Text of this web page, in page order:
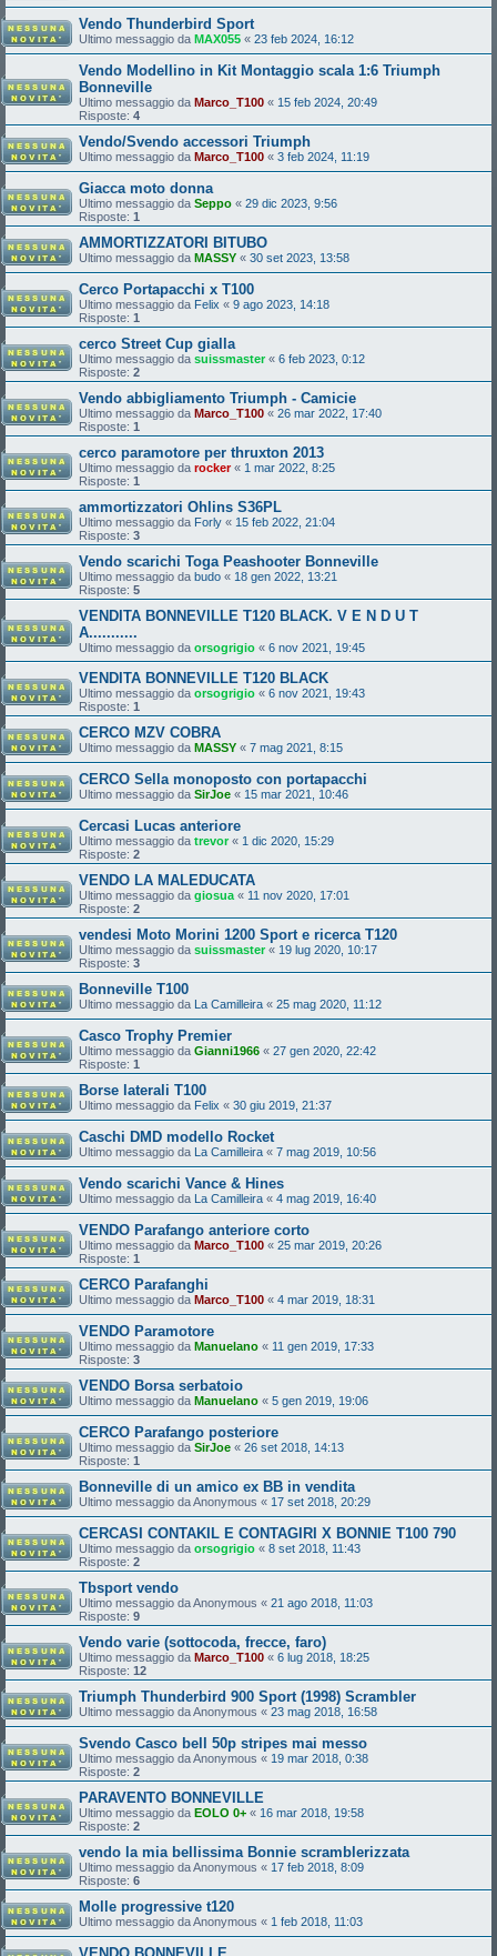
Vendo Thunderbird Sport
Ultimo messaggio da MAX055 « 23 feb 2024, 16:12
Vendo Modellino in Kit Montaggio scala 1:6 Triumph
Bonneville
Ultimo messaggio da Marco_T100 « 15 feb 2024, 20:49
Risposte: 4
Vendo/Svendo accessori Triumph
Ultimo messaggio da Marco_T100 « 3 feb 2024, 11:19
Giacca moto donna
Ultimo messaggio da Seppo « 29 dic 2023, 9:56
Risposte: 1
AMMORTIZZATORI BITUBO
Ultimo messaggio da MASSY « 30 set 2023, 13:58
Cerco Portapacchi x T100
Ultimo messaggio da Felix « 9 ago 2023, 14:18
Risposte: 1
cerco Street Cup gialla
Ultimo messaggio da suissmaster« 6 feb 2023, 0:12
Risposte: 2
Vendo abbigliamento Triumph - Camicie
Ultimo messaggio da Marco_T100 « 26 mar 2022, 17:40
Risposte: 1
cerco paramotore per thruxton 2013
Ultimo messaggio da rocker« 1 mar 2022, 8:25
Risposte: 1
ammortizzatori Ohlins S36PL
Ultimo messaggio da Forly « 15 feb 2022, 21:04
Risposte: 3
Vendo scarichi Toga Peashooter Bonneville
Ultimo messaggio da budo « 18 gen 2022, 13:21
Risposte: 5
VENDITA BONNEVILLE T120 BLACK. V E N D U T
A...........
Ultimo messaggio da orsogrigio « 6 nov 2021, 19:45
VENDITA BONNEVILLE T120 BLACK
Ultimo messaggio da orsogrigio « 6 nov 2021, 19:43
Risposte: 1
CERCO MZV COBRA
Ultimo messaggio da MASSY « 7 mag 2021, 8:15
CERCO Sella monoposto con portapacchi
Ultimo messaggio da SirJoe « 15 mar 2021, 10:46
Cercasi Lucas anteriore
Ultimo messaggio da trevor« 1 dic 2020, 15:29
Risposte: 2
VENDO LA MALEDUCATA
Ultimo messaggio da giosua « 11 nov 2020, 17:01
Risposte: 2
vendesi Moto Morini 1200 Sport e ricerca T120
Ultimo messaggio da suissmaster« 19 lug 2020, 10:17
Risposte: 3
Bonneville T100
Ultimo messaggio da La Camilleira « 25 mag 2020, 11:12
Casco Trophy Premier
Ultimo messaggio da Gianni1966 « 27 gen 2020, 22:42
Risposte: 1
Borse laterali T100
Ultimo messaggio da Felix « 30 giu 2019, 21:37
Caschi DMD modello Rocket
Ultimo messaggio da La Camilleira « 7 mag 2019, 10:56
Vendo scarichi Vance & Hines
Ultimo messaggio da La Camilleira « 4 mag 2019, 16:40
VENDO Parafango anteriore corto
Ultimo messaggio da Marco_T100 « 25 mar 2019, 20:26
Risposte: 1
CERCO Parafanghi
Ultimo messaggio da Marco_T100 « 4 mar 2019, 18:31
VENDO Paramotore
Ultimo messaggio da Manuelano « 11 gen 2019, 17:33
Risposte: 3
VENDO Borsa serbatoio
Ultimo messaggio da Manuelano « 5 gen 2019, 19:06
CERCO Parafango posteriore
Ultimo messaggio da SirJoe « 26 set 2018, 14:13
Risposte: 1
Bonneville di un amico ex BB in vendita
Ultimo messaggio daAnonymous « 17 set 2018, 20:29
CERCASI CONTAKIL E CONTAGIRI X BONNIE T100 790
Ultimo messaggio da orsogrigio « 8 set 2018, 11:43
Risposte: 2
Tbsport vendo
Ultimo messaggio daAnonymous « 21 ago 2018, 11:03
Risposte: 9
Vendo varie (sottocoda, frecce, faro)
Ultimo messaggio da Marco_T100 « 6 lug 2018, 18:25
Risposte: 12
Triumph Thunderbird 900 Sport (1998) Scrambler
Ultimo messaggio daAnonymous « 23 mag 2018, 16:58
Svendo Casco bell 50p stripes mai messo
Ultimo messaggio daAnonymous « 19 mar 2018, 0:38
Risposte: 2
PARAVENTO BONNEVILLE
Ultimo messaggio da EOLO 0+ « 16 mar 2018, 19:58
Risposte: 2
vendo la mia bellissima Bonnie scramblerizzata
Ultimo messaggio daAnonymous « 17 feb 2018, 8:09
Risposte: 6
Molle progressive t120
Ultimo messaggio daAnonymous « 1 feb 2018, 11:03
VENDO BONNEVILLE